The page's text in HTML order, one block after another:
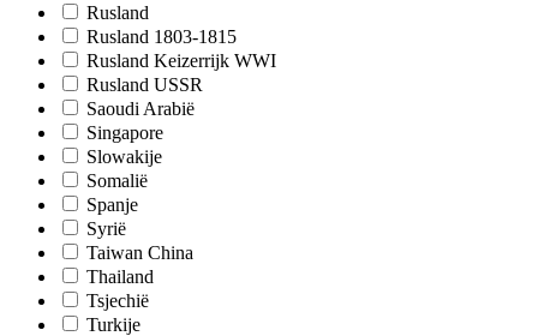
Rusland
Rusland 1803-1815
Rusland Keizerrijk WWI
Rusland USSR
Saoudi Arabië
Singapore
Slowakije
Somalië
Spanje
Syrië
Taiwan China
Thailand
Tsjechië
Turkije